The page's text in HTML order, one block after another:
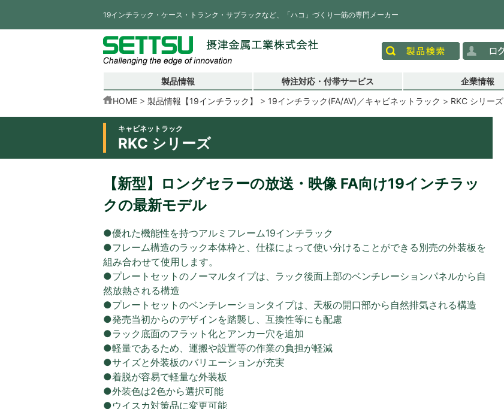
19インチラック・ケース・トランク・サブラックなど、「ハコ」づくり一筋の専門メーカー
製品情報 特注対応・付帯サービス 企業情報
HOME 製品情報【19インチラック】 19インチラック(FA/AV)／キャビネットラック RKC シリーズ
キャビネットラック
RKC シリーズ
【新型】ロングセラーの放送・映像 FA向け19インチラッ
クの最新モデル
●優れた機能性を持つアルミフレーム19インチラック
●フレーム構造のラック本体枠と、仕様によって使い分けることができる別売の外装板を
組み合わせて使用します。
●プレートセットのノーマルタイプは、ラック後面上部のベンチレーションパネルから自
然放熱される構造
●プレートセットのベンチレーションタイプは、天板の開口部から自然排気される構造
●発売当初からのデザインを踏襲し、互換性等にも配慮
●ラック底面のフラット化とアンカー穴を追加
●軽量であるため、運搬や設置等の作業の負担が軽減
●サイズと外装板のバリエーションが充実
●着脱が容易で軽量な外装板
●外装色は2色から選択可能
●ウイスカ対策品に変更可能